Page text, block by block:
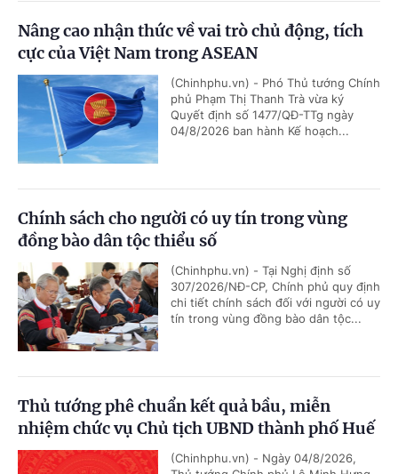
Nâng cao nhận thức về vai trò chủ động, tích
cực của Việt Nam trong ASEAN
(Chinhphu.vn) - Phó Thủ tướng Chính
phủ Phạm Thị Thanh Trà vừa ký
Quyết định số 1477/QĐ-TTg ngày
04/8/2026 ban hành Kế hoạch...
Chính sách cho người có uy tín trong vùng
đồng bào dân tộc thiểu số
(Chinhphu.vn) - Tại Nghị định số
307/2026/NĐ-CP, Chính phủ quy định
chi tiết chính sách đối với người có uy
tín trong vùng đồng bào dân tộc...
Thủ tướng phê chuẩn kết quả bầu, miễn
nhiệm chức vụ Chủ tịch UBND thành phố Huế
(Chinhphu.vn) - Ngày 04/8/2026,